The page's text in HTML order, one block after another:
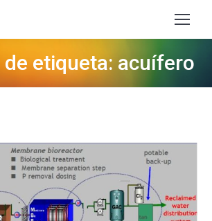
etiqueta: acuífero
Estás aquí: